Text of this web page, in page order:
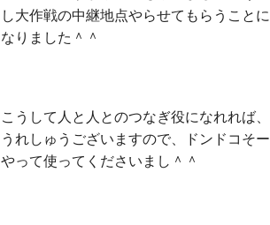
し大作戦の中継地点やらせてもらうことに
なりました＾＾
こうして人と人とのつなぎ役になれれば、
うれしゅうございますので、ドンドコそー
やって使ってくださいまし＾＾